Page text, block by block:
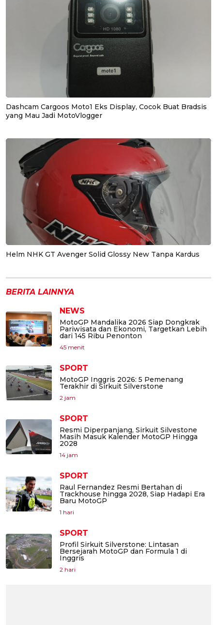
Dashcam Cargoos Moto1 Eks Display, Cocok Buat Bradsis
yang Mau Jadi MotoVlogger
Helm NHK GT Avenger Solid Glossy New Tanpa Kardus
BERITA LAINNYA
NEWS
MotoGP Mandalika 2026 Siap Dongkrak
Pariwisata dan Ekonomi, Targetkan Lebih
dari 145 Ribu Penonton
45 menit
SPORT
MotoGP Inggris 2026: 5 Pemenang
Terakhir di Sirkuit Silverstone
2 jam
SPORT
Resmi Diperpanjang, Sirkuit Silvestone
Masih Masuk Kalender MotoGP Hingga
2028
14 jam
SPORT
Raul Fernandez Resmi Bertahan di
Trackhouse hingga 2028, Siap Hadapi Era
Baru MotoGP
1 hari
SPORT
Profil Sirkuit Silverstone: Lintasan
Bersejarah MotoGP dan Formula 1 di
Inggris
2 hari